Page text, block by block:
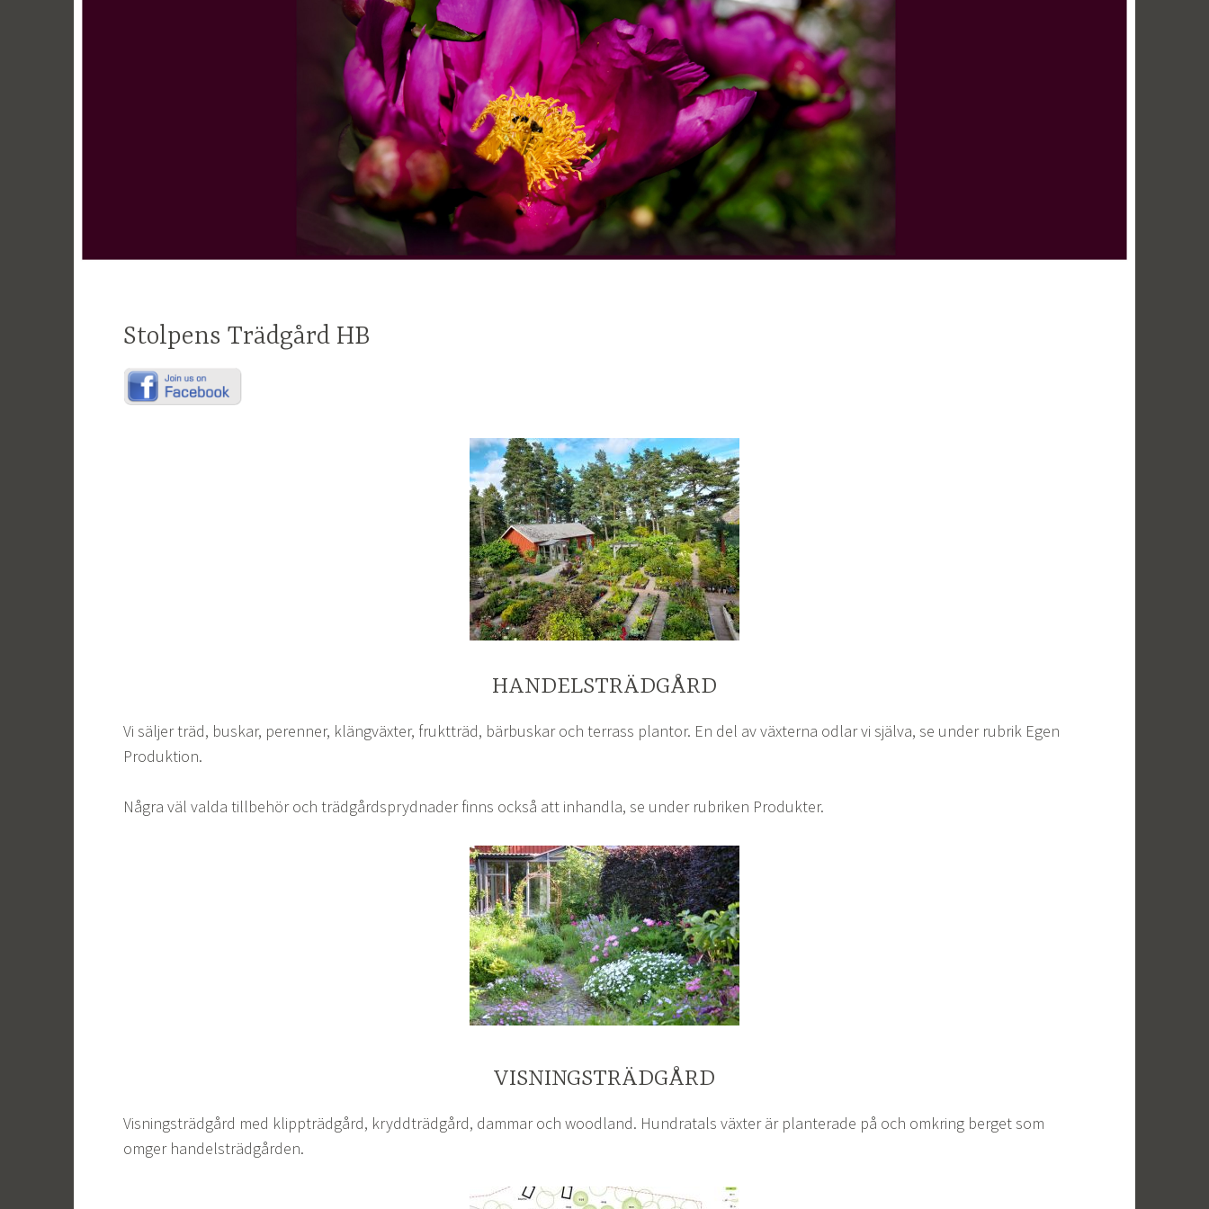
Stolpens Trädgård HB
HANDELSTRÄDGÅRD
Vi säljer träd, buskar, perenner, klängväxter, fruktträd, bärbuskar och terrass plantor. En del av växterna odlar vi själva, se under rubrik Egen
Produktion.
Några väl valda tillbehör och trädgårdsprydnader finns också att inhandla, se under rubriken Produkter.
VISNINGSTRÄDGÅRD
Visningsträdgård med klippträdgård, kryddträdgård, dammar och woodland. Hundratals växter är planterade på och omkring berget som
omger handelsträdgården.